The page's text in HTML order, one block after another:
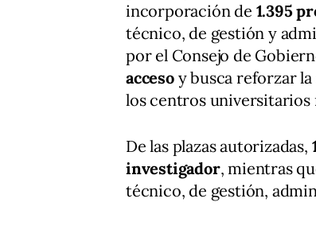
incorporación de 1.395
técnico, de gestión y
por el Consejo de
accesoy busca reforzar la
los centros universitarios
De las plazas autorizadas,
investigador, mientras
técnico, de gestión,